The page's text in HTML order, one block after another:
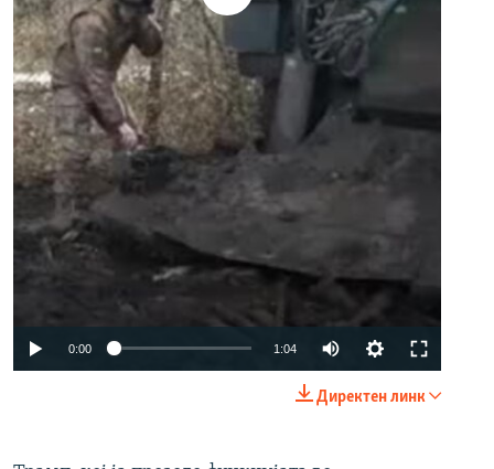
0:00 1:04
Директен линк